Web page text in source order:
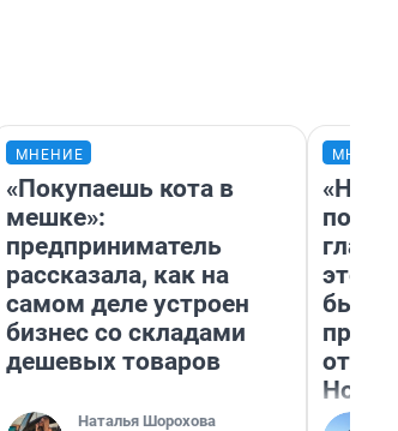
МНЕНИЕ
«Покупаешь кота в
мешке»:
предприниматель
рассказала, как на
самом деле устроен
бизнес со складами
дешевых товаров
Наталья Шорохова
этого
бьет